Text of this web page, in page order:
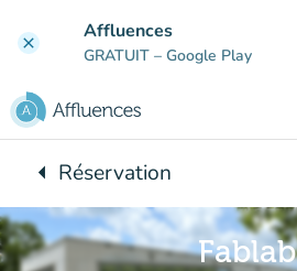
clear Affluences
GRATUIT – Google Play
arrow_leftRetour à :
Réservation
Fablab